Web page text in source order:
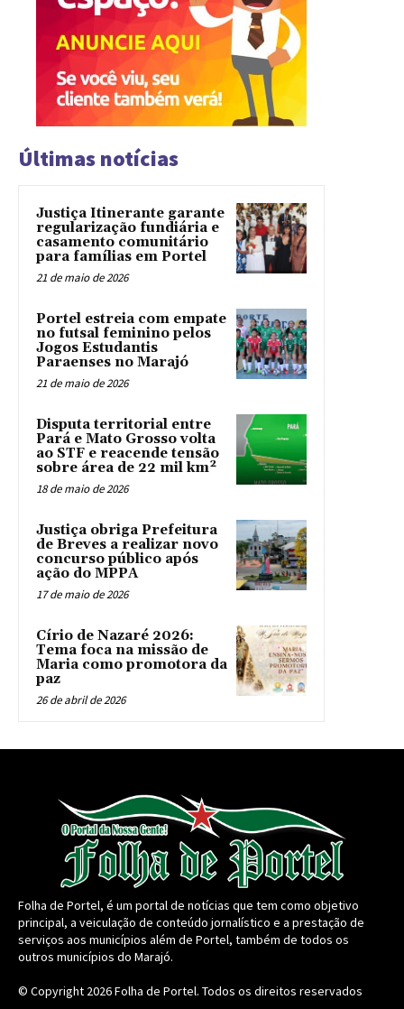
Últimas notícias
Justiça Itinerante garante
regularização fundiária e
casamento comunitário
para famílias em Portel
21 de maio de 2026
Portel estreia com empate
no futsal feminino pelos
Jogos Estudantis
Paraenses no Marajó
21 de maio de 2026
Disputa territorial entre
Pará e Mato Grosso volta
ao STF e reacende tensão
sobre área de 22 mil km²
18 de maio de 2026
Justiça obriga Prefeitura
de Breves a realizar novo
concurso público após
ação do MPPA
17 de maio de 2026
Círio de Nazaré 2026:
Tema foca na missão de
Maria como promotora da
paz
26 de abril de 2026
Folha de Portel, é um portal de notícias que tem como objetivo
principal, a veiculação de conteúdo jornalístico e a prestação de
serviços aos municípios além de Portel, também de todos os
outros municípios do Marajó.
© Copyright 2026Folha de Portel. Todos os direitos reservados